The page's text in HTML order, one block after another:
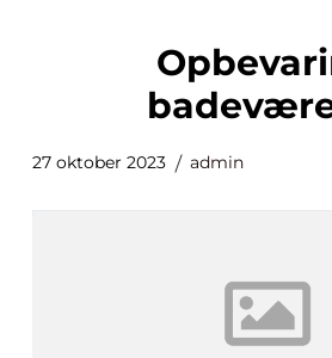
opbevaring
27 oktober 2023 admin